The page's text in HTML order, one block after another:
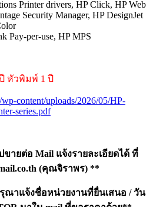
Printer drivers, HP Click, HP Web
Security Manager, HP DesignJet
Pay-per-use, HP MPS
หัวพิมพ์ 1 ปี
content/uploads/2026/05/HP-
series.pdf
ายต่อ Mail แจ้งรายละเอียดได้ ที่
(คุณจิราพร) **
ณาแจ้งชื่อหน่วยงานที่ยื่นเสนอ / วัน